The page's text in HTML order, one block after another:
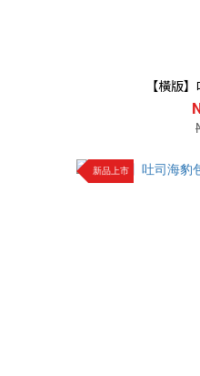
【橫版
新品上市